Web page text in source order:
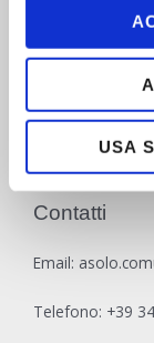
USA
Contatti
Email:
Telefono: +39